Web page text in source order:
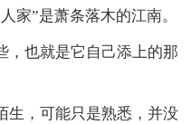
家”是萧条落木的江南。
，也就是它自己添上的那
生，可能只是熟悉，并没